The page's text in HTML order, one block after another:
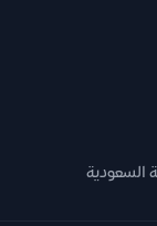
السعودية